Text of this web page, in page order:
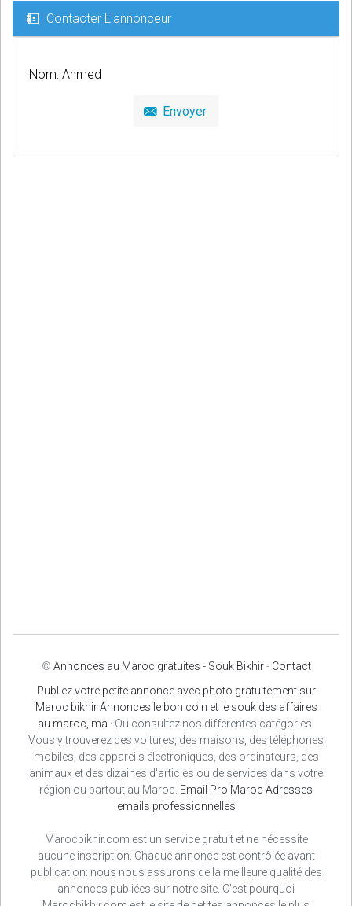
Contacter L'annonceur
Nom: Ahmed
Envoyer
© Annonces au Maroc gratuites - Souk Bikhir- Contact
Publiez votre petite annonce avec photo gratuitement sur
Maroc bikhir Annonces le bon coin et le souk des affaires
au maroc, ma · Ou consultez nos différentes catégories.
Vous y trouverez des voitures, des maisons, des téléphones
mobiles, des appareils électroniques, des ordinateurs, des
animaux et des dizaines d'articles ou de services dans votre
région ou partout au Maroc. Email Pro Maroc Adresses
emails professionnelles
Marocbikhir.com est un service gratuit et ne nécessite
aucune inscription. Chaque annonce est contrôlée avant
publication: nous nous assurons de la meilleure qualité des
annonces publiées sur notre site. C'est pourquoi